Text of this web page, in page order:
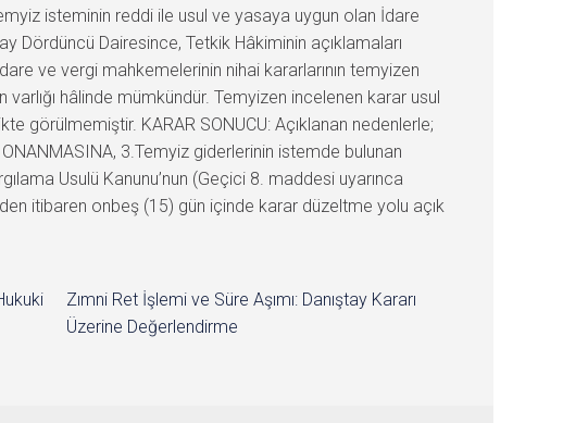
isteminin reddi ile usul ve yasaya uygun olan İdare
Dördüncü Dairesince, Tetkik Hâkiminin açıklamaları
ve vergi mahkemelerinin nihai kararlarının temyizen
hâlinde mümkündür. Temyizen incelenen karar usul
görülmemiştir. KARAR SONUCU: Açıklanan nedenlerle;
3.Temyiz giderlerinin istemde bulunan
Usulü Kanunu’nun (Geçici 8. maddesi uyarınca
itibaren onbeş (15) gün içinde karar düzeltme yolu açık
Zımni Ret İşlemi ve Süre Aşımı: Danıştay Kararı
Üzerine Değerlendirme